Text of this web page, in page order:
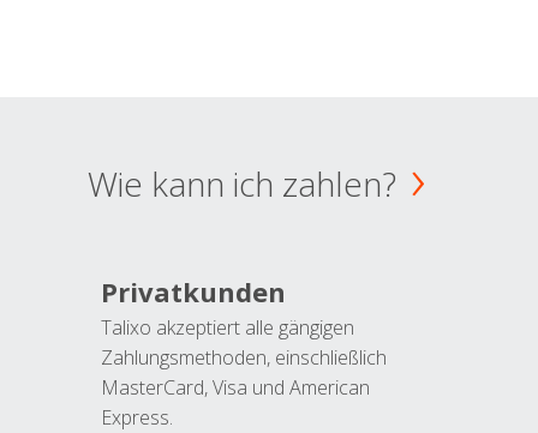
Wie kann ich zahlen?
Privatkunden
Talixo akzeptiert alle gängigen
Zahlungsmethoden, einschließlich
MasterCard, Visa und American
Express.